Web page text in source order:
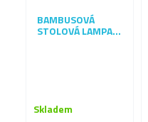
BAMBUSOVÁ
STOLOVÁ LAMPA S
Skladem